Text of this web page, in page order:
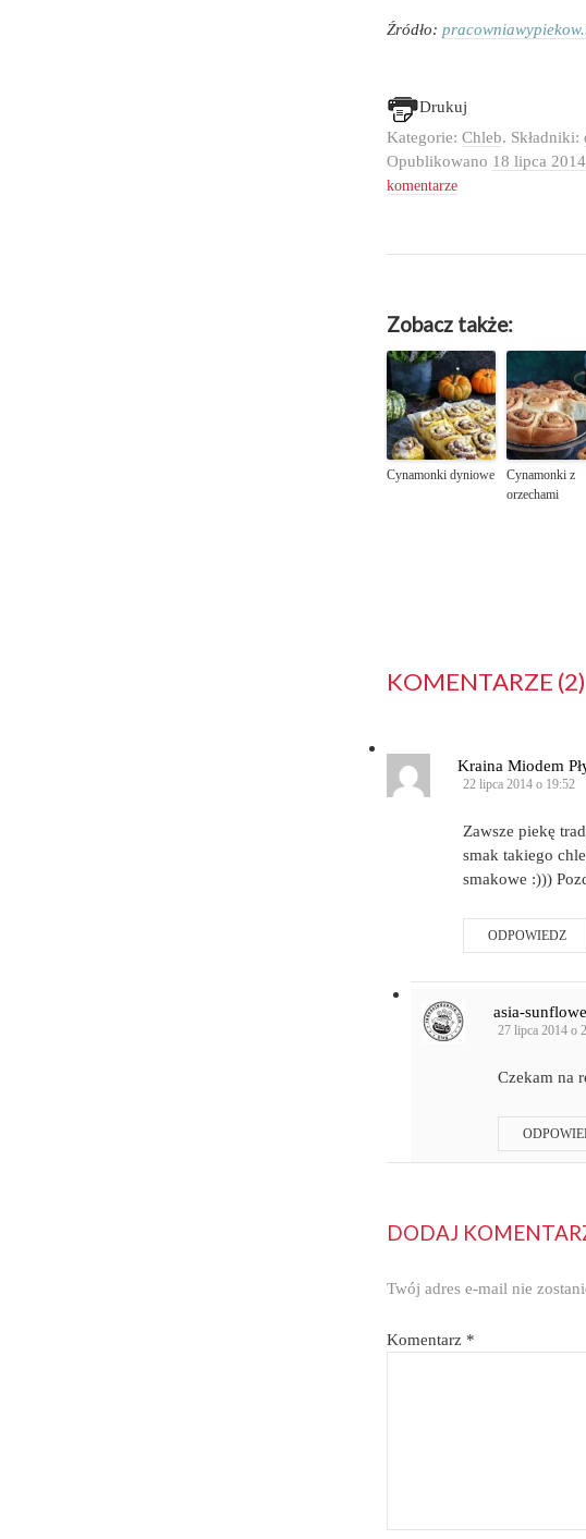
Źródło:
Drukuj
Kategorie:Chleb. Składniki:
Opublikowano 18 lipca 2014
komentarze
Zobacz także:
Cynamonki dyniowe
Cynamonki z
orzechami
KOMENTARZE (2)
Kraina Miodem
22 lipca 2014 o 19:52
Zawsze piekę
smak takiego
smakowe :)))
ODPOWIEDZ
asia-
27 lipca 2014 o
Czekam na
DODAJ
Twój adres e-mail nie
Komentarz *